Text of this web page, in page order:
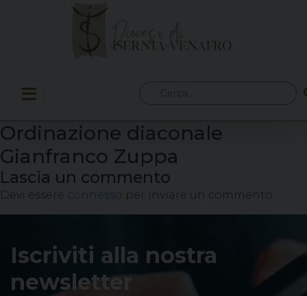
per:
Ordinazione diaconale
Gianfranco Zuppa
Lascia un commento
Devi essere connesso per inviare un commento.
Iscriviti alla nostra
newsletter